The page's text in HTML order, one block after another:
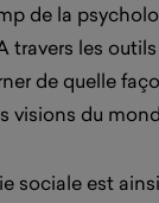
de la
travers les
de quelle
visions du
sociale est